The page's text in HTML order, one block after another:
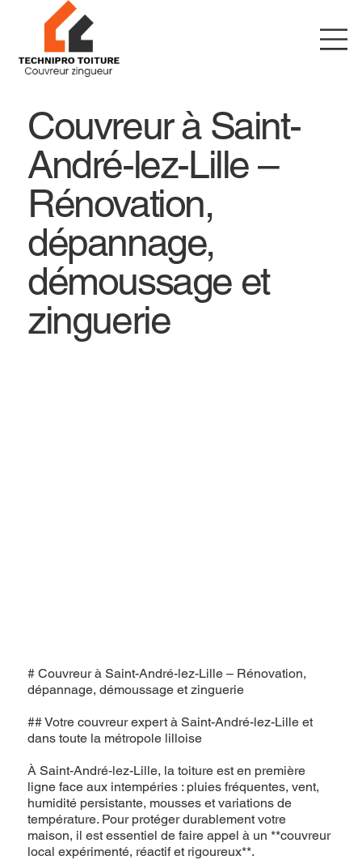
Couvreur à Saint-
André-lez-Lille –
Rénovation,
dépannage,
démoussage et
zinguerie
# Couvreur à Saint-André-lez-Lille – Rénovation,
dépannage, démoussage et zinguerie
## Votre couvreur expert à Saint-André-lez-Lille et
dans toute la métropole lilloise
À Saint-André-lez-Lille, la toiture est en première
ligne face aux intempéries : pluies fréquentes, vent,
humidité persistante, mousses et variations de
température. Pour protéger durablement votre
maison, il est essentiel de faire appel à un **couvreur
local expérimenté, réactif et rigoureux**.